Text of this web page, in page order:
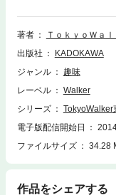
趣味の都、秋葉原がい
やレストランを集めた「
いものを集めた「のもの
会いに行けるイケメンバ
場。ボリューム勝負の
版に収録しておりません
に掲載しない場合があり
著者
ＴｏｋｙｏＷａ
出版社
KADOKAWA
ジャンル
趣味
レーベル
Walker
シリーズ
電子版配信開始日
ファイルサイズ
34.28
作品をシェアする